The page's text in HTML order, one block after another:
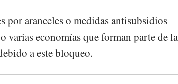
por aranceles o medidas antisubsidios
varias economías que forman parte de la
a este bloqueo.